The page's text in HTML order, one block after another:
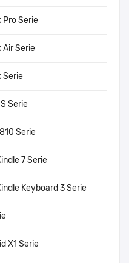
Pro Serie
Air Serie
Serie
Serie
Serie
7 Serie
Keyboard 3 Serie
X1 Serie